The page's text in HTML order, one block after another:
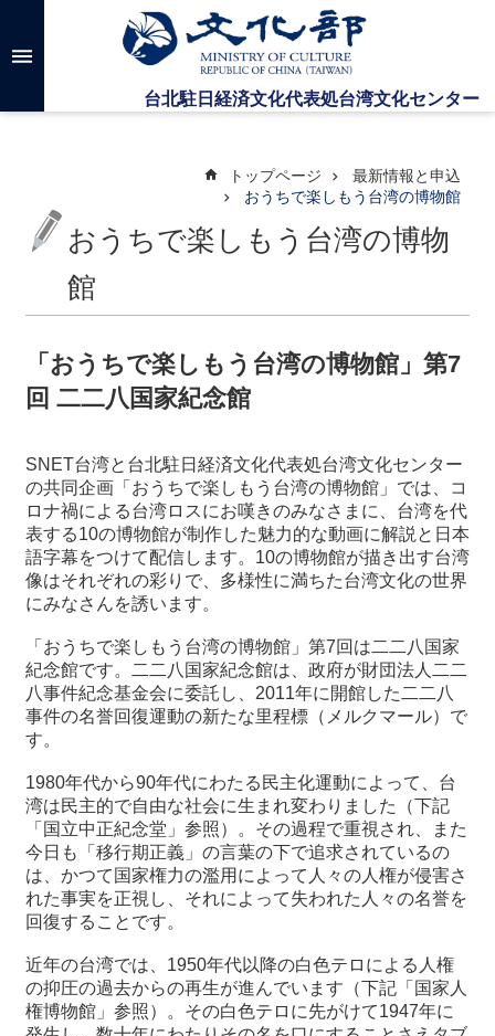
メインのコンテンツブロックにジャンプします
高
検
台
湾
ー
い
て
最
新
情
報
申
込
過
行
事
台
湾
の
関
連
トップページ
最新情報と申込
おうちで楽しもう台湾の博物館
おうちで楽しもう台湾の博物
館
「おうちで楽しもう台湾の博物館」第7
回 二二八国家紀念館
SNET台湾と台北駐日経済文化代表処台湾文化センター
の共同企画「おうちで楽しもう台湾の博物館」では、コ
ロナ禍による台湾ロスにお嘆きのみなさまに、台湾を代
表する10の博物館が制作した魅力的な動画に解説と日本
語字幕をつけて配信します。10の博物館が描き出す台湾
像はそれぞれの彩りで、多様性に満ちた台湾文化の世界
にみなさんを誘います。
「おうちで楽しもう台湾の博物館」第7回は二二八国家
紀念館です。二二八国家紀念館は、政府が財団法人二二
八事件紀念基金会に委託し、2011年に開館した二二八
事件の名誉回復運動の新たな里程標（メルクマール）で
す。
1980年代から90年代にわたる民主化運動によって、台
湾は民主的で自由な社会に生まれ変わりました（下記
「国立中正紀念堂」参照）。その過程で重視され、また
今日も「移行期正義」の言葉の下で追求されているの
は、かつて国家権力の濫用によって人々の人権が侵害さ
れた事実を正視し、それによって失われた人々の名誉を
回復することです。
近年の台湾では、1950年代以降の白色テロによる人権
の抑圧の過去からの再生が進んでいます（下記「国家人
権博物館」参照）。その白色テロに先がけて1947年に